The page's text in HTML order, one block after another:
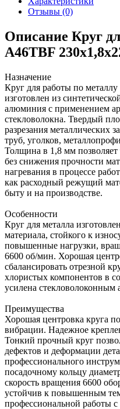
Отзывы (0)
Описание Круг
A46TBF
Назначение
Круг для работы по
изготовлен из
алюминия с применением
стекловолокна. Твердый
разрезания металлических
труб, уголков,
Толщина в 1,8 мм позволяет
без снижения прочности
нагревания в процессе
как расходный режущий
быту и на производстве.
Особенности
Круг для металла
материала, стойкого к
повышенные нагрузки,
6600 об/мин. Хорошая
сбалансировать отрезной
хлористых компонентов в
усилена стекловолоконным
Преимущества
Хорошая центровка круга
вибрации. Надежное
Тонкий прочный круг
дефектов и деформации
профессионального
посадочному кольцу
скорость вращения 6600
устойчив к повышенным
профессиональной работы